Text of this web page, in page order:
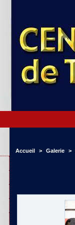
Accueil > Galerie >